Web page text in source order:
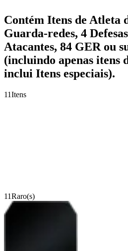
Contém Itens de Atleta
Guarda-redes, 4
Atacantes, 84 GER ou
(incluindo apenas itens
inclui Itens especiais).
11Itens
11Raro(s)